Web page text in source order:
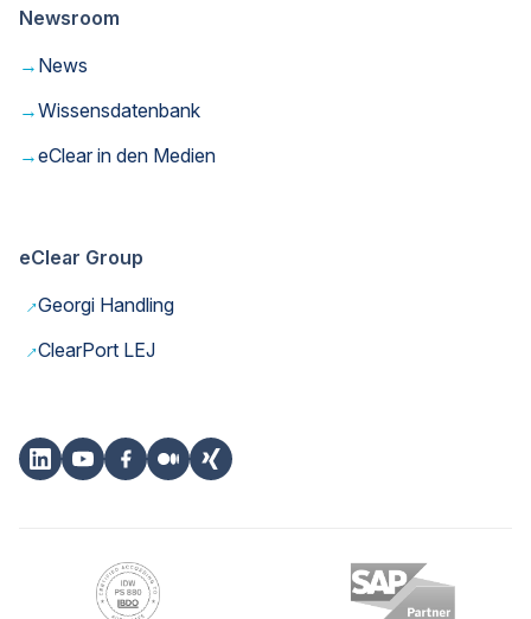
Newsroom
→ News
→Wissensdatenbank
→eClear in den Medien
eClear Group
→Georgi Handling
→ClearPort LEJ